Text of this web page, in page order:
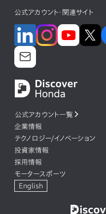
公式アカウント・関連サイト
公式アカウント一覧
企業情報
テクノロジー/イノベーション
投資家情報
採用情報
モータースポーツ
English